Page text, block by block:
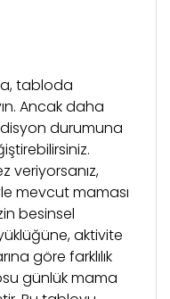
tabloda
Ancak daha
durumuna
veriyorsanız,
mevcut maması
besinsel
aktivite
göre farklılık
günlük mama